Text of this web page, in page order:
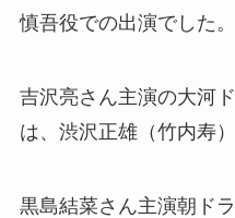
慎吾役での出演でした。
吉沢亮さん主演の大河
は、渋沢正雄（竹内寿
黒島結菜さん主演朝ド